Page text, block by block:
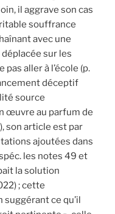
il aggrave son cas
souffrance
avec une
sur les
aller à l’école (p.
déceptif
source
œuvre au parfum de
son article est par
ajoutées dans
les notes 49 et
la solution
; cette
ce qu’il